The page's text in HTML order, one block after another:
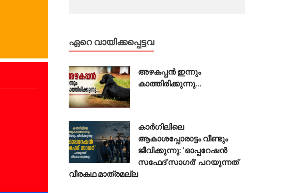
ഏറെ വായിക്കപ്പെട്ടവ
അഴകപ്പൻ ഇന്നും
കാത്തിരിക്കുന്നു…
കാർഗിലിലെ
ആകാശപ്പോരാട്ടം വീണ്ടും
ജീവിക്കുന്നു: ‘ഓപ്പറേഷൻ
സഫേദ് സാഗർ’ പറയുന്നത്
വീരകഥ മാത്രമല്ല